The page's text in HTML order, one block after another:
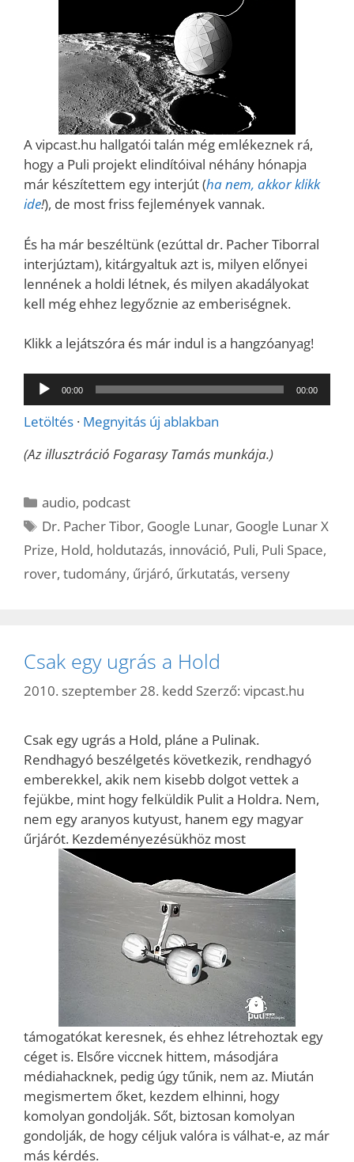
A vipcast.hu hallgatói talán még emlékeznek rá,
hogy a Puli projekt elindítóival néhány hónapja
már készítettem egy interjút (ha nem, akkor klikk
ide!), de most friss fejlemények vannak.
És ha már beszéltünk (ezúttal dr. Pacher Tiborral
interjúztam), kitárgyaltuk azt is, milyen előnyei
lennének a holdi létnek, és milyen akadályokat
kell még ehhez legyőznie az emberiségnek.
Klikk a lejátszóra és már indul is a hangzóanyag!
Audió
lejátszó
00:00 00:00
Letöltés · Megnyitás új ablakban
(Az illusztráció Fogarasy Tamás munkája.)
Kategória
audio, podcast
Címkék
Dr. Pacher Tibor, Google Lunar, Google Lunar X
Prize, Hold, holdutazás, innováció, Puli, Puli Space,
rover, tudomány, űrjáró, űrkutatás, verseny
Csak egy ugrás a Hold
2010. szeptember 28. kedd Szerző: vipcast.hu
Csak egy ugrás a Hold, pláne a Pulinak.
Rendhagyó beszélgetés következik, rendhagyó
emberekkel, akik nem kisebb dolgot vettek a
fejükbe, mint hogy felküldik Pulit a Holdra. Nem,
nem egy aranyos kutyust, hanem egy magyar
űrjárót. Kezdeményezésükhöz most
támogatókat keresnek, és ehhez létrehoztak egy
céget is. Elsőre viccnek hittem, másodjára
médiahacknek, pedig úgy tűnik, nem az. Miután
megismertem őket, kezdem elhinni, hogy
komolyan gondolják. Sőt, biztosan komolyan
gondolják, de hogy céljuk valóra is válhat-e, az már
más kérdés.